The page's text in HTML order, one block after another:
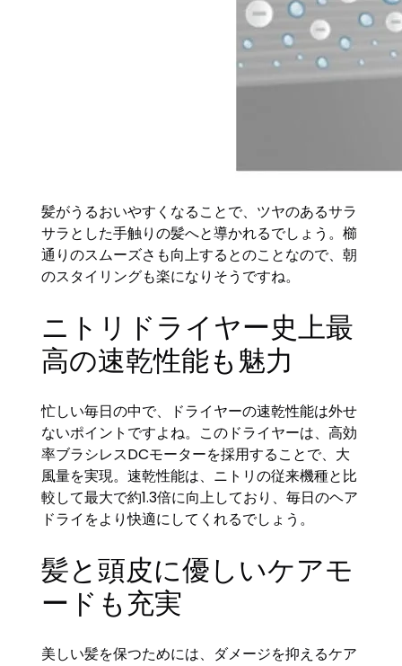
髪がうるおいやすくなることで、ツヤのあるサラ
サラとした手触りの髪へと導かれるでしょう。櫛
通りのスムーズさも向上するとのことなので、朝
のスタイリングも楽になりそうですね。
ニトリドライヤー史上最
高の速乾性能も魅力
忙しい毎日の中で、ドライヤーの速乾性能は外せ
ないポイントですよね。このドライヤーは、高効
率ブラシレスDCモーターを採用することで、大
風量を実現。速乾性能は、ニトリの従来機種と比
較して最大で約1.3倍に向上しており、毎日のヘア
ドライをより快適にしてくれるでしょう。
髪と頭皮に優しいケアモ
ードも充実
美しい髪を保つためには、ダメージを抑えるケア